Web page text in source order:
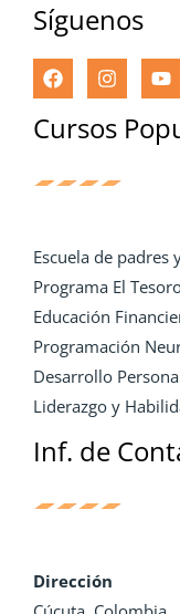
Síguenos
Cursos
Escuela de padres
Programa El
Educación
Programación
Desarrollo
Liderazgo y
Inf. de
Dirección